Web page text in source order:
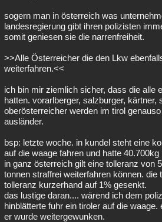
sogern man in österreich was
landesregierung gibt ihren polizisten
somit geniesen sie die narrenfreiheit.
>>Alle Österreicher die den Lkw
weiterfahren.<<
ich bin mir ziemlich sicher, dass die alle
hatten. vorarlberger, salzburger, kärtner,
oberösterreicher werden im tirol
ausländer.
bsp: letzte woche. in kundel steht eine
auf die waage fahren und hatte
in ganz österreich gilt eine tolleranz von
tonnen straffrei weiterfahren können. die
tolleranz kurzerhand auf 1% gesenkt.
das lustige daran.... wärend ich dem
hinblätterte fuhr ein tiroler auf die
er wurde weitergewunken.